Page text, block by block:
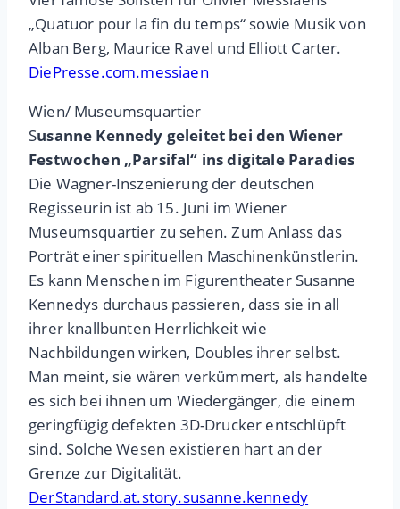
„Quatuor pour la fin du temps“ sowie Musik von
Alban Berg, Maurice Ravel und Elliott Carter.
DiePresse.com.messiaen
Wien/ Museumsquartier
Susanne Kennedy geleitet bei den Wiener
Festwochen „Parsifal“ ins digitale Paradies
Die Wagner-Inszenierung der deutschen
Regisseurin ist ab 15. Juni im Wiener
Museumsquartier zu sehen. Zum Anlass das
Porträt einer spirituellen Maschinenkünstlerin.
Es kann Menschen im Figurentheater Susanne
Kennedys durchaus passieren, dass sie in all
ihrer knallbunten Herrlichkeit wie
Nachbildungen wirken, Doubles ihrer selbst.
Man meint, sie wären verkümmert, als handelte
es sich bei ihnen um Wiedergänger, die einem
geringfügig defekten 3D-Drucker entschlüpft
sind. Solche Wesen existieren hart an der
Grenze zur Digitalität.
DerStandard.at.story.susanne.kennedy